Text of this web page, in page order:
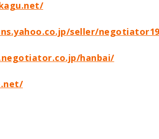
seller/
hanbai/